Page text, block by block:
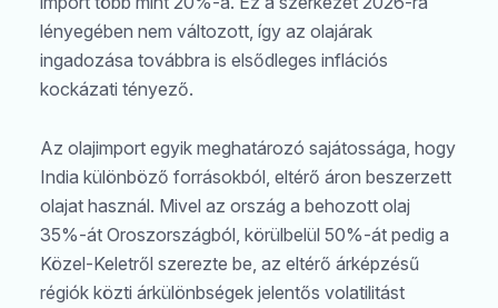
lényegében nem változott, így az olajárak
ingadozása továbbra is elsődleges inflációs
kockázati tényező.
Az olajimport egyik meghatározó sajátossága, hogy
India különböző forrásokból, eltérő áron beszerzett
olajat használ. Mivel az ország a behozott olaj
35%-át Oroszországból, körülbelül 50%-át pedig a
Közel-Keletről szerezte be, az eltérő árképzésű
régiók közti árkülönbségek jelentős volatilitást